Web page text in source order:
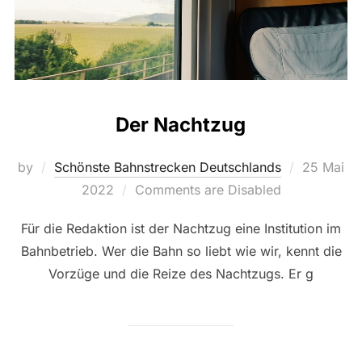
Der Nachtzug
by Schönste Bahnstrecken Deutschlands
Posted
25 Mai
2022
Comments are Disabled
Für die Redaktion ist der Nachtzug eine Institution im
Bahnbetrieb. Wer die Bahn so liebt wie wir, kennt die
Vorzüge und die Reize des Nachtzugs. Er g